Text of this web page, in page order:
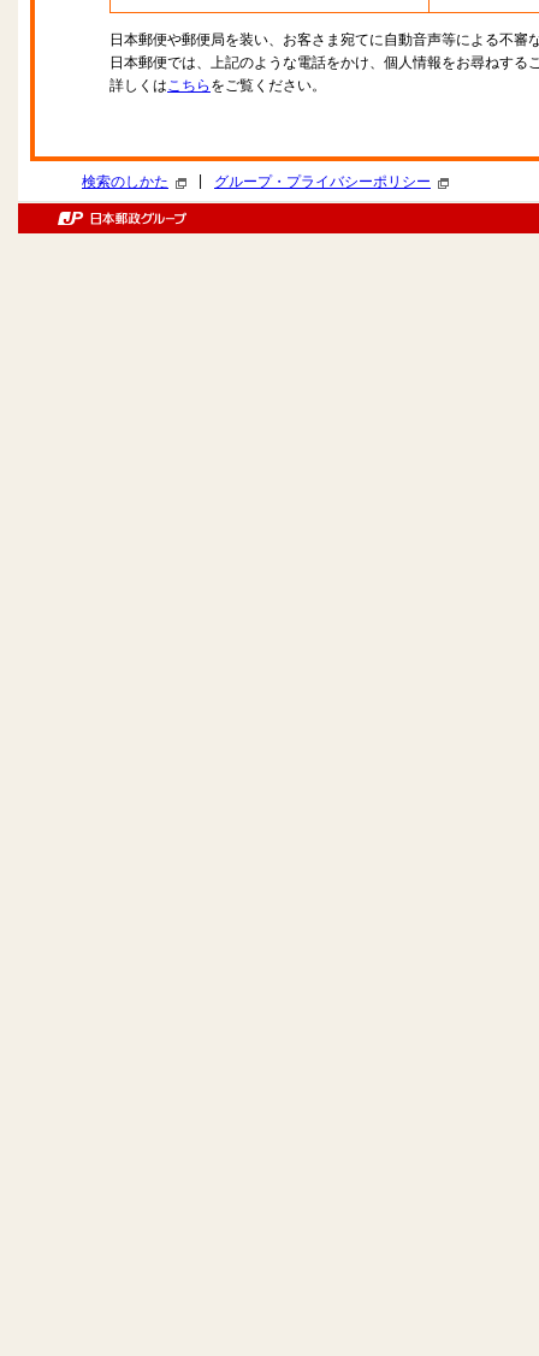
日本郵便や郵便局を装い、お客さま宛てに自動音声等による不審
日本郵便では、上記のような電話をかけ、個人情報をお尋ねする
詳しくはこちら をご覧ください。
検索のしかた グループ・プライバシーポリシー